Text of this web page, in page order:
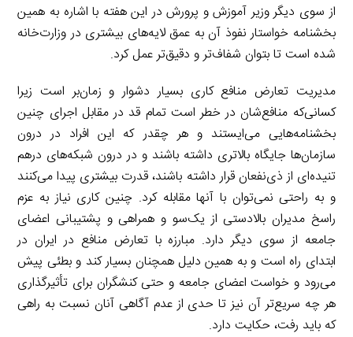
از سوی دیگر وزیر آموزش و پرورش در این هفته با اشاره به همین
بخشنامه خواستار نفوذ آن به عمق لایه‌های بیشتری در وزارت‌خانه
شده است تا بتوان شفاف‌تر و دقیق‌تر عمل کرد.
مدیریت تعارض منافع کاری بسیار دشوار و زمان‌بر است زیرا
کسانی‌که منافع‌شان در خطر است تمام قد در مقابل اجرای چنین
بخشنامه‌هایی می‌ایستند و هر چقدر که این افراد در درون
سازمان‌ها جایگاه بالاتری داشته باشند و در درون شبکه‌های درهم
تنیده‌ای از ذی‌نفعان قرار داشته باشند، قدرت بیشتری پیدا می‌کنند
و به راحتی نمی‌توان با آنها مقابله کرد. چنین کاری نیاز به عزم
راسخ مدیران بالادستی از یک‌سو و همراهی و پشتیبانی اعضای
جامعه از سوی دیگر دارد. مبارزه با تعارض منافع در ایران در
ابتدای راه است و به همین دلیل همچنان بسیار کند و بطئی پیش
می‌رود و خواست اعضای جامعه و حتی کنشگران برای تأثیرگذاری
هر چه سریع‌تر آن نیز تا حدی از عدم آگاهی آنان نسبت به راهی
که باید رفت، حکایت دارد.